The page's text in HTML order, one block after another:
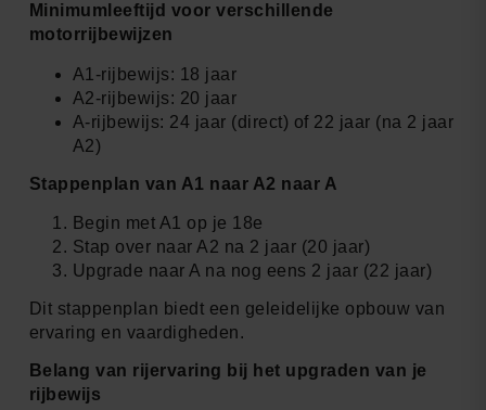
Minimumleeftijd voor verschillende
motorrijbewijzen
A1-rijbewijs: 18 jaar
A2-rijbewijs: 20 jaar
A-rijbewijs: 24 jaar (direct) of 22 jaar (na 2 jaar
A2)
Stappenplan van A1 naar A2 naar A
Begin met A1 op je 18e
Stap over naar A2 na 2 jaar (20 jaar)
Upgrade naar A na nog eens 2 jaar (22 jaar)
Dit stappenplan biedt een geleidelijke opbouw van
ervaring en vaardigheden.
Belang van rijervaring bij het upgraden van je
rijbewijs